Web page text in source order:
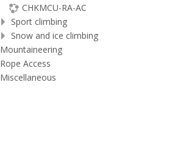
CHKMCU-RA-AC
Sport climbing
Snow and ice climbing
Mountaineering
Rope Access
Miscellaneous